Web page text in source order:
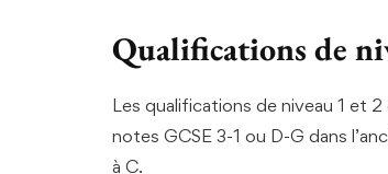
Qualifications de
Les qualifications de niveau 1 et
notes GCSE 3-1 ou D-G dans
à C.